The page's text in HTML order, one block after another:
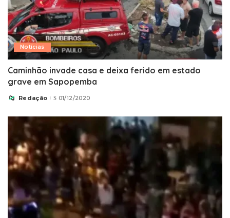
Notícias
Caminhão invade casa e deixa ferido em estado
grave em Sapopemba
Posted
Redação 01/12/2020